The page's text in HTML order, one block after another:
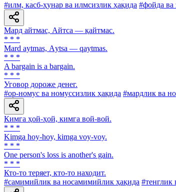
#илм, касб-ҳунар ва илмсизлик ҳақида #фойда ва
Мард айтмас, Айтса — қайтмас.
* * *
Mard aytmas, Аytsa — qaytmas.
* * *
A bargain is a bargain.
* * *
Уговор дороже денег.
#ор-номус ва номуссизлик ҳақида #мардлик ва
Кимга ҳой-ҳой, кимга вой-вой.
* * *
Kimga hoy-hoy, kimga voy-voy.
* * *
One person's loss is another's gain.
* * *
Кто-то теряет, кто-то находит.
#самимийлик ва носамимийлик ҳақида #тенглик